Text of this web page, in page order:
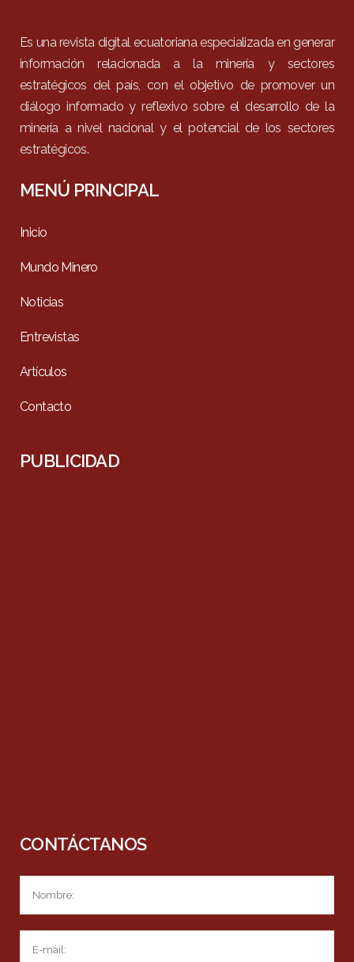
Es una revista digital ecuatoriana especializada en generar
información relacionada a la minería y sectores
estratégicos del país, con el objetivo de promover un
diálogo informado y reflexivo sobre el desarrollo de la
minería a nivel nacional y el potencial de los sectores
estratégicos.
MENÚ PRINCIPAL
Inicio
Mundo Minero
Noticias
Entrevistas
Artículos
Contacto
PUBLICIDAD
CONTÁCTANOS